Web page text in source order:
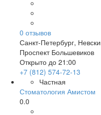
0 отзывов
Санкт-Петербург,
Проспект Большевиков
Открыто до 21:00
+7 (812) 574-72-13
Частная
Стоматология Амистом
0.0